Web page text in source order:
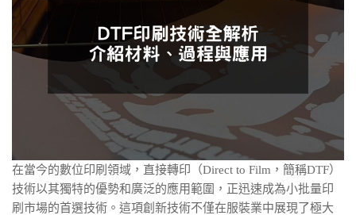
在當今的數位印刷領域，直接轉印（Direct to Film，簡稱DTF）
技術以其獨特的優勢和廣泛的應用範圍，正迅速成為小批量印
刷市場的首選技術。這項創新技術不僅在服裝業中展現了極大